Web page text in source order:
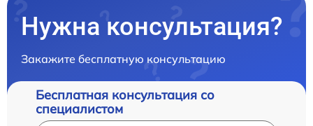
Нужна консультация?
Закажите бесплатную консультацию
Бесплатная консультация со
специалистом